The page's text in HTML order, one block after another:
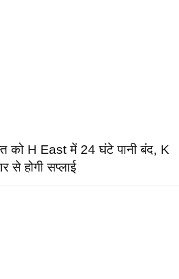
को H East में 24 घंटे पानी बंद, K
से होगी सप्लाई